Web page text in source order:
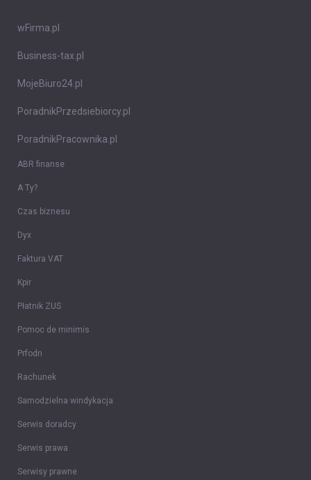
wFirma.pl
Business-tax.pl
MojeBiuro24.pl
PoradnikPrzedsiebiorcy.pl
PoradnikPracownika.pl
ABR finanse
A Ty?
Czas biznesu
Dyx
Faktura VAT
Kpir
Płatnik ZUS
Pomoc de minimis
Prfodn
Rachunek
Samodzielna windykacja
Serwis doradcy
Serwis prawa
Serwisy prawne